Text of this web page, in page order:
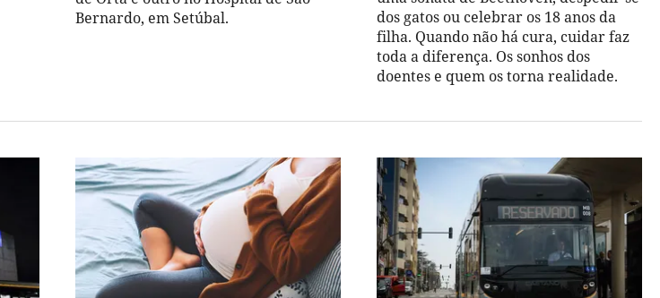
Bernardo, em Setúbal.
dos gatos ou celebrar os 18 anos da
filha. Quando não há cura, cuidar faz
toda a diferença. Os sonhos dos
doentes e quem os torna realidade.